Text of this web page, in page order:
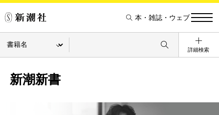
本・雑誌・ウェブ
詳細検索
新潮新書